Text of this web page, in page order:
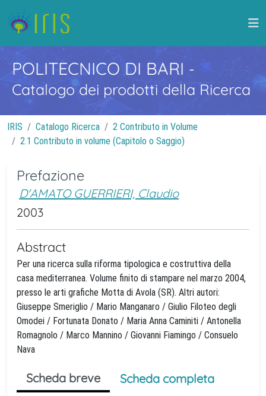
POLITECNICO DI BARI -
Catalogo dei prodotti della Ricerca
IRIS Catalogo Ricerca
2 Contributo in Volume
2.1 Contributo in volume (Capitolo o Saggio)
Prefazione
D'AMATO GUERRIERI, Claudio
2003
Abstract
Per una ricerca sulla riforma tipologica e costruttiva della
casa mediterranea. Volume finito di stampare nel marzo 2004,
presso le arti grafiche Motta di Avola (SR). Altri autori:
Giuseppe Smeriglio / Mario Manganaro / Giulio Filoteo degli
Omodei / Fortunata Donato / Maria Anna Caminiti / Antonella
Romagnolo / Marco Mannino / Giovanni Fiamingo / Consuelo
Nava
Scheda breve
Scheda completa